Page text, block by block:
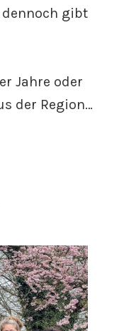
gibt
Jahre oder
der Region…